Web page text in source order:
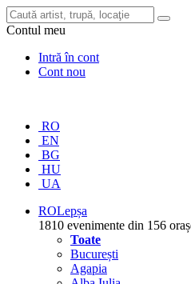
Contul meu
Intră în cont
Cont nou
RO
EN
BG
HU
UA
ROLepșa
1810 evenimente din 156
Toate
București
Agapia